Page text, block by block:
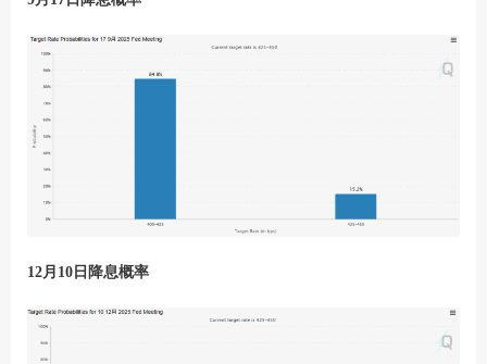
12月10日降息概率